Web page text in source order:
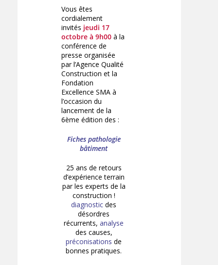
Vous êtes
cordialement
invités jeudi 17
octobre à 9h00 à la
conférence de
presse organisée
par l’Agence Qualité
Construction et la
Fondation
Excellence SMA à
l’occasion du
lancement de la
6ème édition des :
Fiches pathologie
bâtiment
25 ans de retours
d’expérience terrain
par les experts de la
construction !
diagnostic des
désordres
récurrents, analyse
des causes,
préconisations de
bonnes pratiques.